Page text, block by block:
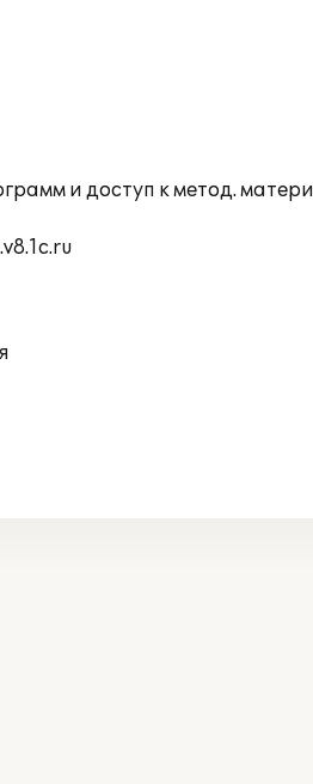
и доступ к метод.